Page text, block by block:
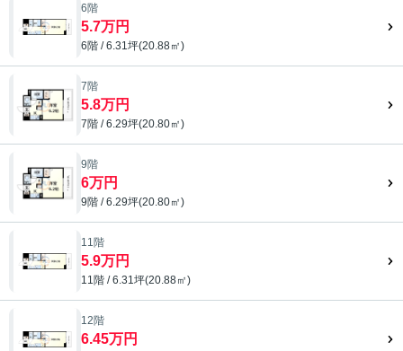
6階
5.7万円
6階 / 6.31坪(20.88㎡)
7階
5.8万円
7階 / 6.29坪(20.80㎡)
9階
6万円
9階 / 6.29坪(20.80㎡)
11階
5.9万円
11階 / 6.31坪(20.88㎡)
12階
6.45万円